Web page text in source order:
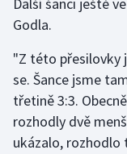
Stolní tenis
Triatlon
Veslování
Vodní slalom
Další šanci ještě
Godla.
"Z této přesilovky
se. Šance jsme
třetině 3:3.
rozhodly dvě
ukázalo, rozhodlo